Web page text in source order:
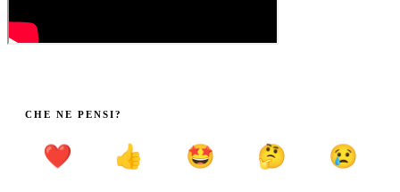
CHE NE PENSI?
❤️ 👍 🤩 🤔 😢